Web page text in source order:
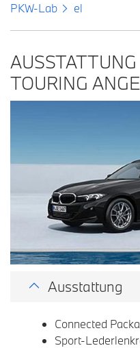
PKW-Lab
el
TOURING
Ausstattung
Connected
Sport-